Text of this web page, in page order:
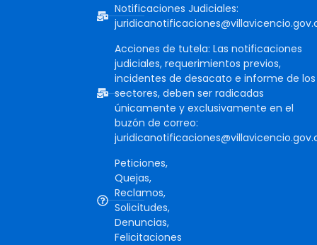
Notificaciones Judiciales:
Acciones de tutela: Las notificaciones
judiciales, requerimientos previos,
incidentes de desacato e informe de los
sectores, deben ser radicadas
únicamente y exclusivamente en el
buzón de correo:
Peticiones,
Quejas,
Reclamos,
Solicitudes,
Denuncias,
Felicitaciones